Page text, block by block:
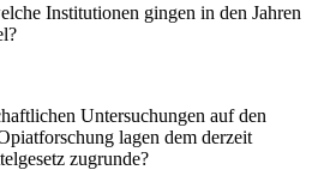
Institutionen gingen in den Jahren
Untersuchungen auf den
lagen dem derzeit
zugrunde?